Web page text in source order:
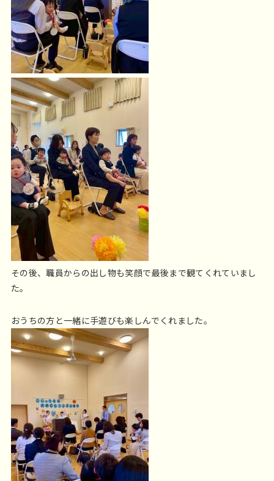
その後、職員からの出し物も笑顔で最後まで観てくれていまし
た。
おうちの方と一緒に手遊びも楽しんでくれました。